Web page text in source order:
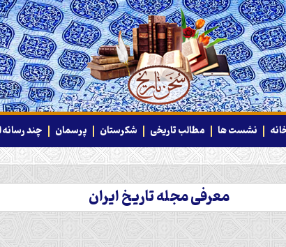
نشست ها مطالب تاریخی شکرستان پرسمان چند
معرفی مجله تاریخ ایران